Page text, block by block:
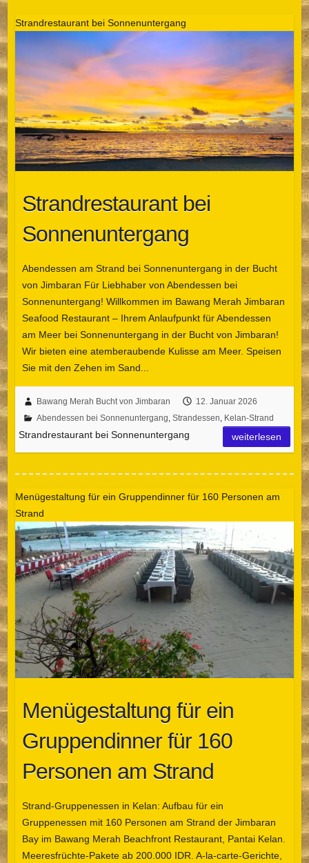
Strandrestaurant bei Sonnenuntergang
Strandrestaurant bei
Sonnenuntergang
Abendessen am Strand bei Sonnenuntergang in der Bucht
von Jimbaran Für Liebhaber von Abendessen bei
Sonnenuntergang! Willkommen im Bawang Merah Jimbaran
Seafood Restaurant – Ihrem Anlaufpunkt für Abendessen
am Meer bei Sonnenuntergang in der Bucht von Jimbaran!
Wir bieten eine atemberaubende Kulisse am Meer. Speisen
Sie mit den Zehen im Sand...
Bawang Merah Bucht von Jimbaran
12. Januar 2026
Abendessen bei Sonnenuntergang, Strandessen, Kelan-Strand
Strandrestaurant bei Sonnenuntergang weiterlesen
Menügestaltung für ein Gruppendinner für 160 Personen am
Strand
Menügestaltung für ein
Gruppendinner für 160
Personen am Strand
Strand-Gruppenessen in Kelan: Aufbau für ein
Gruppenessen mit 160 Personen am Strand der Jimbaran
Bay im Bawang Merah Beachfront Restaurant, Pantai Kelan.
Meeresfrüchte-Pakete ab 200.000 IDR. A-la-carte-Gerichte,